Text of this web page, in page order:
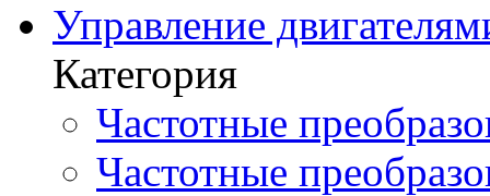
Управление
Категория
Частотные
Частотные